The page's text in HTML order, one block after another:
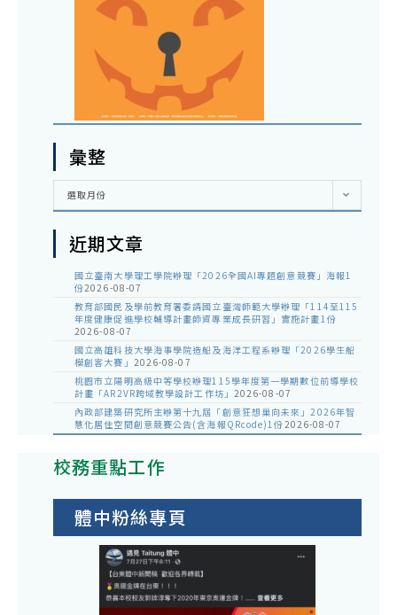
彙整
彙
選取月份
近期文章
國立臺南大學理工學院辦理「2026全國AI專題創意競賽」海報1
份2026-08-07
教育部國民及學前教育署委請國立臺灣師範大學辦理「114至115
年度健康促進學校輔導計畫師資專業成長研習」實施計畫1份
2026-08-07
國立高雄科技大學海事學院造船及海洋工程系辦理「2026學生船
模創客大賽」 2026-08-07
桃園市立陽明高級中等學校辦理115學年度第一學期數位前導學校
計畫「AR2VR跨域教學設計工作坊」 2026-08-07
內政部建築研究所主辦第十九屆「創意狂想巢向未來」2026年智
慧化居住空間創意競賽公告(含海報QRcode)1份2026-08-07
校務重點工作
體中粉絲專頁